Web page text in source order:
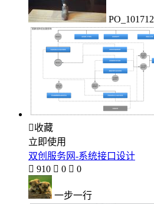
PO_101712
收藏
立即使用
双创服务网-系统接口设计
 910  0  0
一步一行